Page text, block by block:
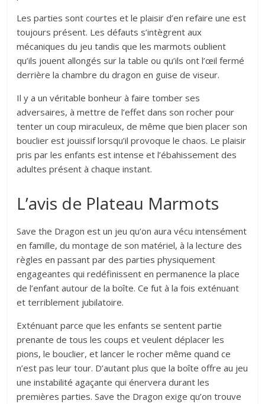
Les parties sont courtes et le plaisir d’en refaire une est
toujours présent. Les défauts s’intègrent aux
mécaniques du jeu tandis que les marmots oublient
qu’ils jouent allongés sur la table ou qu’ils ont l’œil fermé
derrière la chambre du dragon en guise de viseur.
Il y a un véritable bonheur à faire tomber ses
adversaires, à mettre de l’effet dans son rocher pour
tenter un coup miraculeux, de même que bien placer son
bouclier est jouissif lorsqu’il provoque le chaos. Le plaisir
pris par les enfants est intense et l’ébahissement des
adultes présent à chaque instant.
L’avis de Plateau Marmots
Save the Dragon est un jeu qu’on aura vécu intensément
en famille, du montage de son matériel, à la lecture des
règles en passant par des parties physiquement
engageantes qui redéfinissent en permanence la place
de l’enfant autour de la boîte. Ce fut à la fois exténuant
et terriblement jubilatoire.
Exténuant parce que les enfants se sentent partie
prenante de tous les coups et veulent déplacer les
pions, le bouclier, et lancer le rocher même quand ce
n’est pas leur tour. D’autant plus que la boîte offre au jeu
une instabilité agaçante qui énervera durant les
premières parties. Save the Dragon exige qu’on trouve